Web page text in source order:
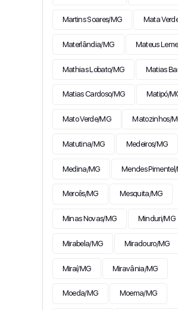
Martins Soares/MG Mata
Materlândia/MG Mateus
Mathias Lobato/MG Matias
Matias Cardoso/MG Matipó/
Mato Verde/MG Matozinhos/
Matutina/MG Medeiros/MG
Medina/MG Mendes
Mercês/MG Mesquita/MG
Minas Novas/MG Minduri/MG
Mirabela/MG Miradouro/MG
Miraí/MG Miravânia/MG
Moeda/MG Moema/MG